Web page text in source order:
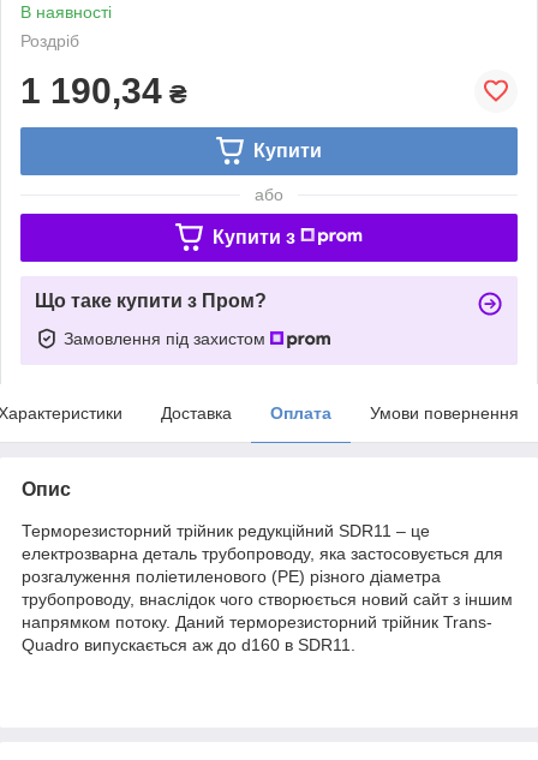
В наявності
Роздріб
1 190,34 ₴
Купити
або
Купити з
Що таке купити з Пром?
Замовлення під захистом
Доставка Оплата Умови повернення
Опис
Терморезисторний трійник редукційний SDR11 – це
електрозварна деталь трубопроводу, яка застосовується для
розгалуження поліетиленового (PE) різного діаметра
трубопроводу, внаслідок чого створюється новий сайт з іншим
напрямком потоку. Даний терморезисторний трійник Trans-
Quadro випускається аж до d160 в SDR11.